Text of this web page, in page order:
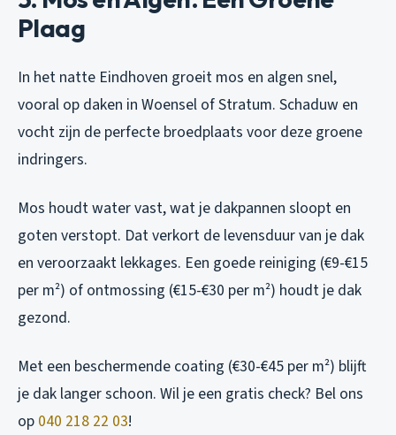
Plaag
In het natte Eindhoven groeit mos en algen snel,
vooral op daken in Woensel of Stratum. Schaduw en
vocht zijn de perfecte broedplaats voor deze groene
indringers.
Mos houdt water vast, wat je dakpannen sloopt en
goten verstopt. Dat verkort de levensduur van je dak
en veroorzaakt lekkages. Een goede reiniging (€9-€15
per m²) of ontmossing (€15-€30 per m²) houdt je dak
gezond.
Met een beschermende coating (€30-€45 per m²) blijft
je dak langer schoon. Wil je een gratis check? Bel ons
op 040 218 22 03!